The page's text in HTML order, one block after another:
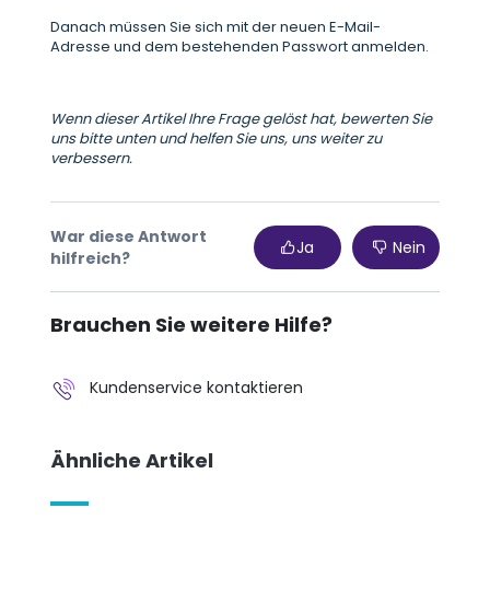
Danach müssen Sie sich mit der neuen E-Mail-
Adresse und dem bestehenden Passwort anmelden.
Wenn dieser Artikel Ihre Frage gelöst hat, bewerten Sie
uns bitte unten und helfen Sie uns, uns weiter zu
verbessern.
War diese Antwort
hilfreich?
Ja Nein
Brauchen Sie weitere Hilfe?
Kundenservice kontaktieren
Ähnliche Artikel